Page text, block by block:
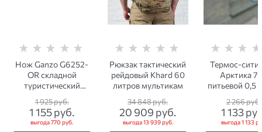
Нож Ganzo G6252-
OR складной
туристический
1 925 руб.
1 155 руб.
выгода770 руб.
Рюкзак тактический
рейдовый Кhard 60
литров мультикам
34 848 руб.
20 909 руб.
выгода13 939 руб.
Термос-
Арктика
питьевой 0,5
2 266 руб.
1 133
выгода1 133